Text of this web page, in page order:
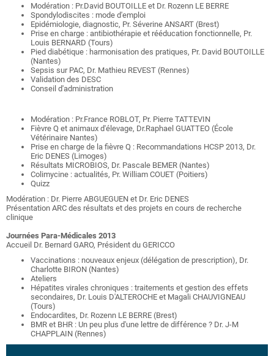
Modération : Pr.David BOUTOILLE et Dr. Rozenn LE BERRE
Spondylodiscites : mode d'emploi
Epidémiologie, diagnostic, Pr. Séverine ANSART (Brest)
Prise en charge : antibiothérapie et rééducation fonctionnelle, Pr.
Louis BERNARD (Tours)
Pied diabétique : harmonisation des pratiques, Pr. David BOUTOILLE
(Nantes)
Sepsis sur PAC, Dr. Mathieu REVEST (Rennes)
Validation des DESC
Conseil d'administration
Modération : Pr.France ROBLOT, Pr. Pierre TATTEVIN
Fièvre Q et animaux d'élevage, Dr.Raphael GUATTEO (École
Vétérinaire Nantes)
Prise en charge de la fièvre Q : Recommandations HCSP 2013, Dr.
Eric DENES (Limoges)
Résultats MICROBIOS, Dr. Pascale BEMER (Nantes)
Colimycine : actualités, Pr. William COUET (Poitiers)
Quizz
Modération : Dr. Pierre ABGUEGUEN et Dr. Eric DENES
Présentation ARC des résultats et des projets en cours de recherche
clinique
Journées Para-Médicales 2013
Accueil Dr. Bernard GARO, Président du GERICCO
Vaccinations : nouveaux enjeux (délégation de prescription), Dr.
Charlotte BIRON (Nantes)
Ateliers
Hépatites virales chroniques : traitements et gestion des effets
secondaires, Dr. Louis D'ALTEROCHE et Magali CHAUVIGNEAU
(Tours)
Endocardites, Dr. Rozenn LE BERRE (Brest)
BMR et BHR : Un peu plus d'une lettre de différence ? Dr. J-M
CHAPPLAIN (Rennes)